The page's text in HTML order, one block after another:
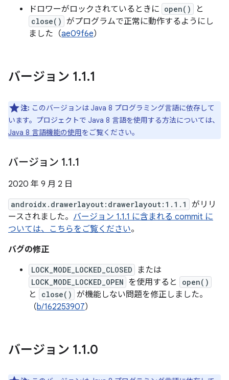
ドロワーがロックされているときに open() と
close() がプログラムで正常に動作するようにし
ました（ae09f6e）
バージョン 1.1.1
注: このバージョンは Java 8 プログラミング言語に依存して
います。プロジェクトで Java 8 言語を使用する方法については、
Java 8 言語機能の使用をご覧ください。
バージョン 1.1.1
2020 年 9 月 2 日
androidx.drawerlayout:drawerlayout:1.1.1
がリリ
ースされました。 バージョン 1.1.1 に含まれる commit に
ついては、こちらをご覧ください。
バグの修正
LOCK_MODE_LOCKED_CLOSED または
LOCK_MODE_LOCKED_OPEN を使用すると open()
と close() が機能しない問題を修正しました。
（b/162253907）
バージョン 1.1.0